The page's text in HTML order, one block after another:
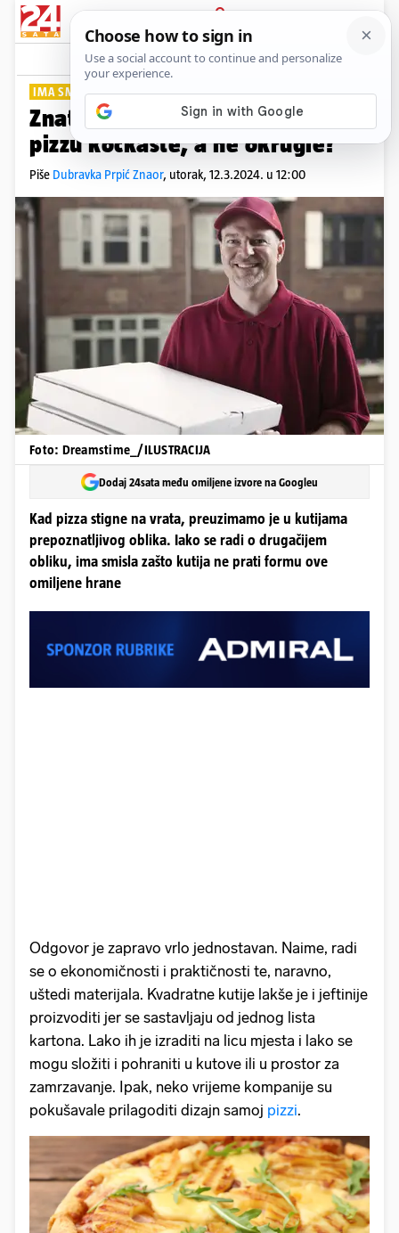
PRIJAVA
Lifestyle Komentari
IMA SMISLA
Znate li zašto su sve kutije za
pizzu kockaste, a ne okrugle?
Piše Dubravka Prpić Znaor, utorak, 12.3.2024. u 12:00
Foto: Dreamstime_/ILUSTRACIJA
Dodaj 24sata među omiljene izvore na Googleu
Kad pizza stigne na vrata, preuzimamo je u kutijama
prepoznatljivog oblika. Iako se radi o drugačijem
obliku, ima smisla zašto kutija ne prati formu ove
omiljene hrane
Odgovor je zapravo vrlo jednostavan. Naime, radi
se o ekonomičnosti i praktičnosti te, naravno,
uštedi materijala. Kvadratne kutije lakše je i jeftinije
proizvoditi jer se sastavljaju od jednog lista
kartona. Lako ih je izraditi na licu mjesta i lako se
mogu složiti i pohraniti u kutove ili u prostor za
zamrzavanje. Ipak, neko vrijeme kompanije su
pokušavale prilagoditi dizajn samoj pizzi.